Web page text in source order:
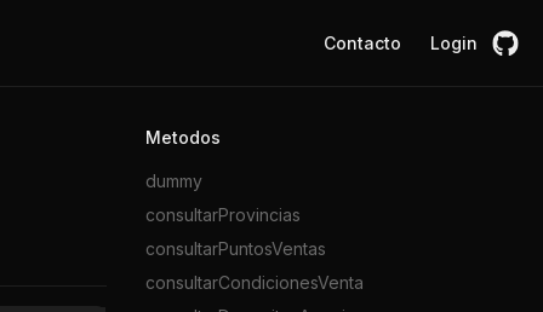
Contacto Login
Metodos
dummy
consultarProvincias
consultarPuntosVentas
consultarCondicionesVenta